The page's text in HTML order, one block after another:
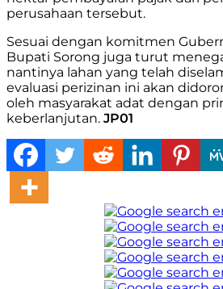
perusahaan tersebut.
Sesuai dengan komitmen
Bupati Sorong juga turut
nantinya lahan yang telah
evaluasi perizinan ini akan
oleh masyarakat adat dengan
keberlanjutan. JP01